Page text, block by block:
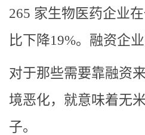
265 家生物医药企业
比下降19%。融资企
对于那些需要靠融资
境恶化，就意味着无
子。